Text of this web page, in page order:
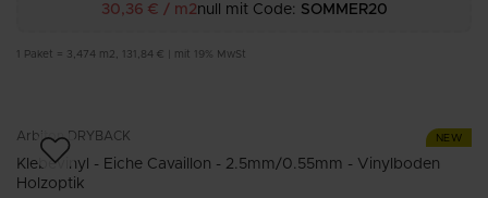
30,36 € / m2null mit Code: SOMMER20
Paket = 3,474 m2 131,84 € mit 19% MwSt
NEW
Arbiton DRYBACK
Klebevinyl - Eiche Cavaillon - 2.5mm/0.55mm - Vinylboden
Holzoptik